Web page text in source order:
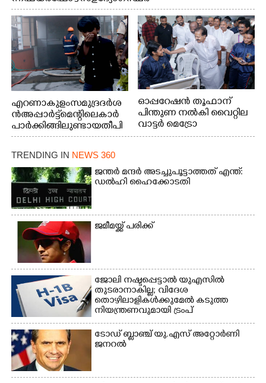
എറണാകുളം സമുദ്ര ദർശ
ൻ അപ്പാർട്ട്മെന്റിലെ കാർ
പാർക്കിങ്ങിലുണ്ടായ തീപി
ടിത്തം മൂലമുണ്ടായ പുക
കാരണം സമീപത്ത് കൂടി
മൂക്ക് പൊത്തി പോകുന്ന
കുട്ടി
ഓപ്പറേഷൻ തൂഫാന്
പിന്തുണ നൽകി വൈറ്റില
വാട്ടർ മെട്രോ
ടെർമിനലിൽ റോട്ടറി ക്ലബ്
സഹകരിച്ച് നടത്തിയ
കളേഴ്‌സ് ഓഫ് ഹോപ്
ചെയ്ത ശേഷം ചിത്രം
വരയ്ക്കുന്ന കുട്ടികളോട്
ആർട്ട് ഹബ് ഡയറക്ടർ
ടി.ആർ, സുരേഷ്
തുടങ്ങിയവർ സമീപം
TRENDING IN NEWS 360
ജന്ത‌‌ർ മന്ദർ അടച്ചുപൂട്ടാത്തത് എന്ത്:
ഡൽഹി ഹൈക്കോടതി
ജമീമയ്ക്ക് പരിക്ക്
ജോലി നഷ്ടപ്പെട്ടാൽ യുഎസിൽ
തുടരാനാകില്ല; വിദേശ
തൊഴിലാളികൾക്കുമേൽ കടുത്ത
നിയന്ത്രണവുമായി ട്രംപ്‌
ടോഡ് ബ്ലാഞ്ച് യു.എസ് അറ്റോർണി
ജനറൽ